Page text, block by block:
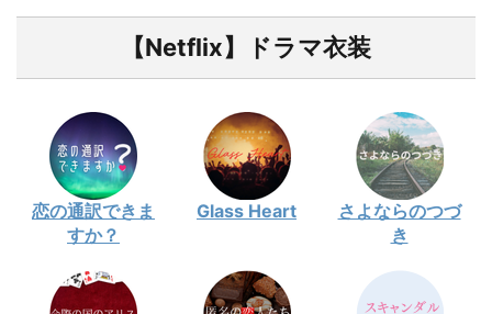
【Netflix】ドラマ衣装
恋の通訳できま
すか？
Glass Heart
さよならのつづ
き